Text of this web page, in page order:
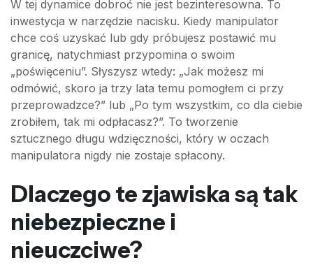
W tej dynamice dobroć nie jest bezinteresowna. To
inwestycja w narzędzie nacisku. Kiedy manipulator
chce coś uzyskać lub gdy próbujesz postawić mu
granicę, natychmiast przypomina o swoim
„poświęceniu”. Słyszysz wtedy: „Jak możesz mi
odmówić, skoro ja trzy lata temu pomogłem ci przy
przeprowadzce?” lub „Po tym wszystkim, co dla ciebie
zrobiłem, tak mi odpłacasz?”. To tworzenie
sztucznego długu wdzięczności, który w oczach
manipulatora nigdy nie zostaje spłacony.
Dlaczego te zjawiska są tak
niebezpieczne i
nieuczciwe?